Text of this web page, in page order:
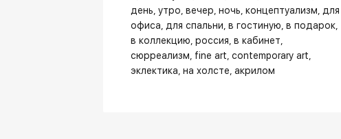
день утро вечер ночь концептуализм для
офиса для спальни в гостиную в подарок
в коллекцию россия в кабинет
сюрреализм fine art contemporary art
эклектика на холсте акрилом